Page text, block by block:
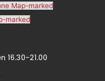
Map-marked
marked
16.30-21.00